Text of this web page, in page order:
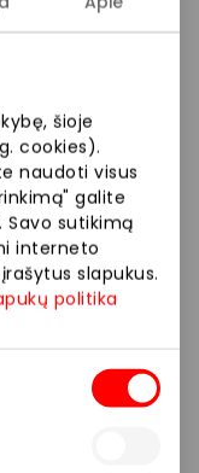
šioje
cookies).
naudoti visus
galite
Savo sutikimą
interneto
slapukus.
politika